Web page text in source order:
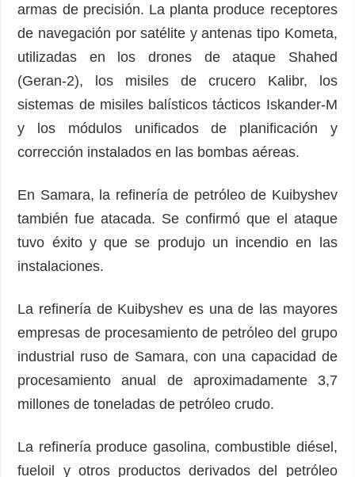
armas de precisión. La planta produce receptores
de navegación por satélite y antenas tipo Kometa,
utilizadas en los drones de ataque Shahed
(Geran-2), los misiles de crucero Kalibr, los
sistemas de misiles balísticos tácticos Iskander-M
y los módulos unificados de planificación y
corrección instalados en las bombas aéreas.
En Samara, la refinería de petróleo de Kuibyshev
también fue atacada. Se confirmó que el ataque
tuvo éxito y que se produjo un incendio en las
instalaciones.
La refinería de Kuibyshev es una de las mayores
empresas de procesamiento de petróleo del grupo
industrial ruso de Samara, con una capacidad de
procesamiento anual de aproximadamente 3,7
millones de toneladas de petróleo crudo.
La refinería produce gasolina, combustible diésel,
fueloil y otros productos derivados del petróleo